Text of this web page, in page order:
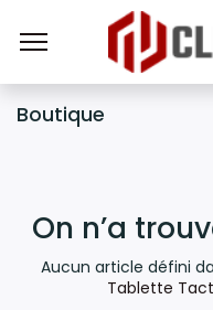
Boutique
On n’a
Aucun article défini
Tablette